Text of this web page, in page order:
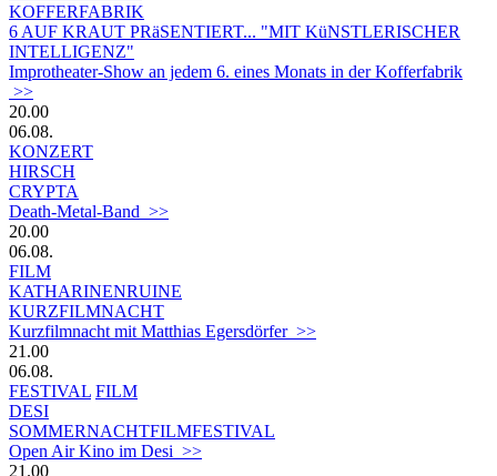
KOFFERFABRIK
6 AUF KRAUT PRäSENTIERT... "MIT KüNSTLERISCHER
INTELLIGENZ"
Improtheater-Show an jedem 6. eines Monats in der Kofferfabrik
>>
20.00
06.08.
KONZERT
HIRSCH
CRYPTA
Death-Metal-Band >>
20.00
06.08.
FILM
KATHARINENRUINE
KURZFILMNACHT
Kurzfilmnacht mit Matthias Egersdörfer >>
21.00
06.08.
FESTIVAL FILM
DESI
SOMMERNACHTFILMFESTIVAL
Open Air Kino im Desi >>
21.00